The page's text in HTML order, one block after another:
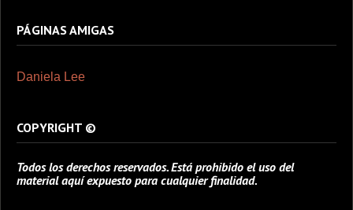
PÁGINAS AMIGAS
Daniela Lee
COPYRIGHT ©
Todos los derechos reservados. Está prohibido el uso del
material aquí expuesto para cualquier finalidad.